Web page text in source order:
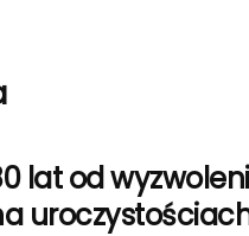
lat od
uroczystościach